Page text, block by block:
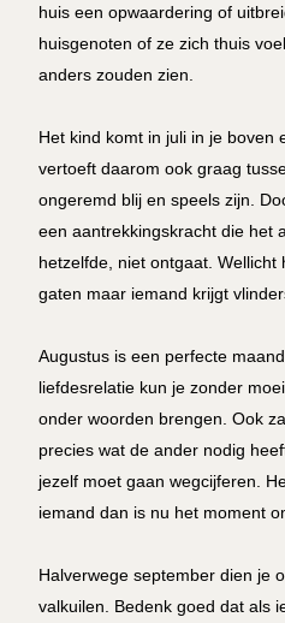
huis een opwaardering of
huisgenoten of ze zich thuis
anders zouden zien.
Het kind komt in juli in je boven
vertoeft daarom ook graag
ongeremd blij en speels zijn.
een aantrekkingskracht die het
hetzelfde, niet ontgaat. Wellicht
gaten maar iemand krijgt
Augustus is een perfecte
liefdesrelatie kun je zonder
onder woorden brengen. Ook
precies wat de ander nodig
jezelf moet gaan wegcijferen.
iemand dan is nu het moment
Halverwege september dien je
valkuilen. Bedenk goed dat als